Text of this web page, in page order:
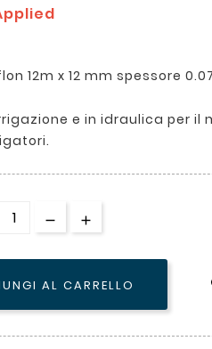
12m x 12 mm spessore
e in idraulica per il
AL CARRELLO